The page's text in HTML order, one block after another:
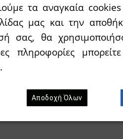
τα αναγκαία
μας και την
σας, θα
πληροφορίες
.
Αποδοχή Όλων